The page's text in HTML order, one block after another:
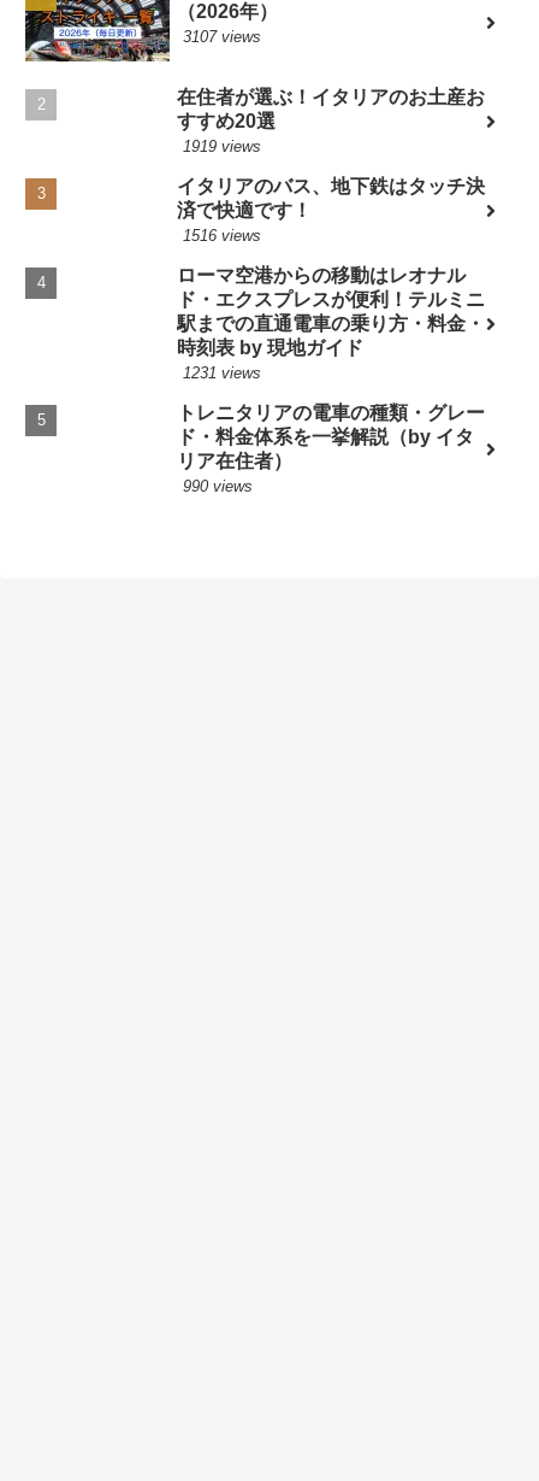
（2026年）
3107 views
在住者が選ぶ！イタリアのお土産お
すすめ20選
1919 views
イタリアのバス、地下鉄はタッチ決
済で快適です！
1516 views
ローマ空港からの移動はレオナル
ド・エクスプレスが便利！テルミニ
駅までの直通電車の乗り方・料金・
時刻表 by 現地ガイド
1231 views
トレニタリアの電車の種類・グレー
ド・料金体系を一挙解説（by イタ
リア在住者）
990 views